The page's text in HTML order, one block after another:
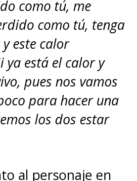
como tú, me
como tú, tenga
este calor
ya está el calor y
pues nos vamos
para hacer una
los dos estar
al personaje en